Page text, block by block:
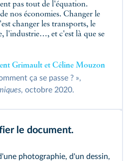
pas tout de l'équation.
nos économies. Changer le
changer les transports, le
l'industrie…, et c'est là que se
Grimault et Céline Mouzon
ça se passe ? »,
, octobre 2020.
le document.
photographie, d'un dessin,